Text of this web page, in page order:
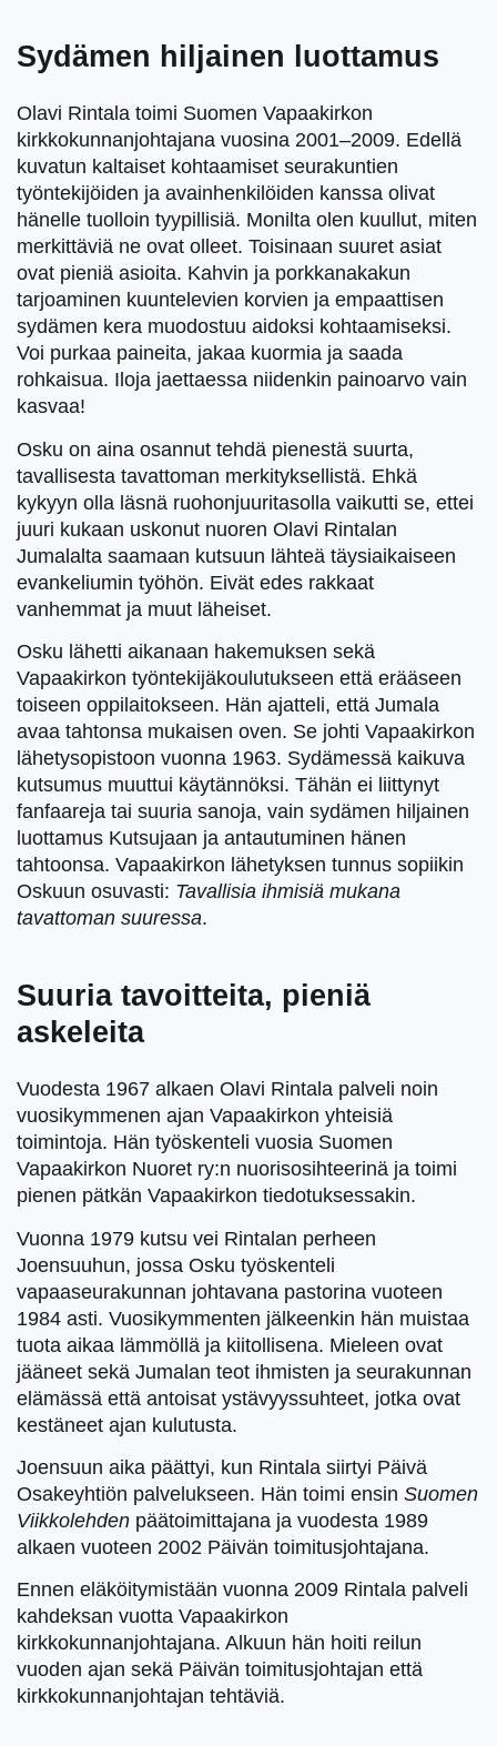
Sydämen hiljainen luottamus
Olavi Rintala toimi Suomen Vapaakirkon
kirkkokunnanjohtajana vuosina 2001–2009. Edellä
kuvatun kaltaiset kohtaamiset seurakuntien
työntekijöiden ja avainhenkilöiden kanssa olivat
hänelle tuolloin tyypillisiä. Monilta olen kuullut, miten
merkittäviä ne ovat olleet. Toisinaan suuret asiat
ovat pieniä asioita. Kahvin ja porkkanakakun
tarjoaminen kuuntelevien korvien ja empaattisen
sydämen kera muodostuu aidoksi kohtaamiseksi.
Voi purkaa paineita, jakaa kuormia ja saada
rohkaisua. Iloja jaettaessa niidenkin painoarvo vain
kasvaa!
Osku on aina osannut tehdä pienestä suurta,
tavallisesta tavattoman merkityksellistä. Ehkä
kykyyn olla läsnä ruohonjuuritasolla vaikutti se, ettei
juuri kukaan uskonut nuoren Olavi Rintalan
Jumalalta saamaan kutsuun lähteä täysiaikaiseen
evankeliumin työhön. Eivät edes rakkaat
vanhemmat ja muut läheiset.
Osku lähetti aikanaan hakemuksen sekä
Vapaakirkon työntekijäkoulutukseen että erääseen
toiseen oppilaitokseen. Hän ajatteli, että Jumala
avaa tahtonsa mukaisen oven. Se johti Vapaakirkon
lähetysopistoon vuonna 1963. Sydämessä kaikuva
kutsumus muuttui käytännöksi. Tähän ei liittynyt
fanfaareja tai suuria sanoja, vain sydämen hiljainen
luottamus Kutsujaan ja antautuminen hänen
tahtoonsa. Vapaakirkon lähetyksen tunnus sopiikin
Oskuun osuvasti: Tavallisia ihmisiä mukana
tavattoman suuressa.
Suuria tavoitteita, pieniä
askeleita
Vuodesta 1967 alkaen Olavi Rintala palveli noin
vuosikymmenen ajan Vapaakirkon yhteisiä
toimintoja. Hän työskenteli vuosia Suomen
Vapaakirkon Nuoret ry:n nuorisosihteerinä ja toimi
pienen pätkän Vapaakirkon tiedotuksessakin.
Vuonna 1979 kutsu vei Rintalan perheen
Joensuuhun, jossa Osku työskenteli
vapaaseurakunnan johtavana pastorina vuoteen
1984 asti. Vuosikymmenten jälkeenkin hän muistaa
tuota aikaa lämmöllä ja kiitollisena. Mieleen ovat
jääneet sekä Jumalan teot ihmisten ja seurakunnan
elämässä että antoisat ystävyyssuhteet, jotka ovat
kestäneet ajan kulutusta.
Joensuun aika päättyi, kun Rintala siirtyi Päivä
Osakeyhtiön palvelukseen. Hän toimi ensin Suomen
Viikkolehden päätoimittajana ja vuodesta 1989
alkaen vuoteen 2002 Päivän toimitusjohtajana.
Ennen eläköitymistään vuonna 2009 Rintala palveli
kahdeksan vuotta Vapaakirkon
kirkkokunnanjohtajana. Alkuun hän hoiti reilun
vuoden ajan sekä Päivän toimitusjohtajan että
kirkkokunnanjohtajan tehtäviä.